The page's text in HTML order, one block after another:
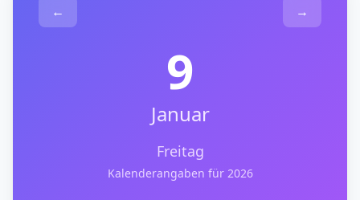
← →
9
Januar
Freitag
Kalenderangaben für 2026